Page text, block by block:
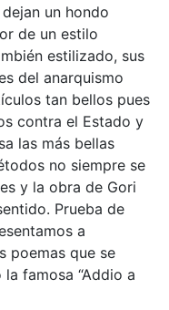
un hondo
de un estilo
estilizado, sus
del anarquismo
tan bellos pues
contra el Estado y
las más bellas
no siempre se
y la obra de Gori
Prueba de
a
poemas que se
famosa “Addio a